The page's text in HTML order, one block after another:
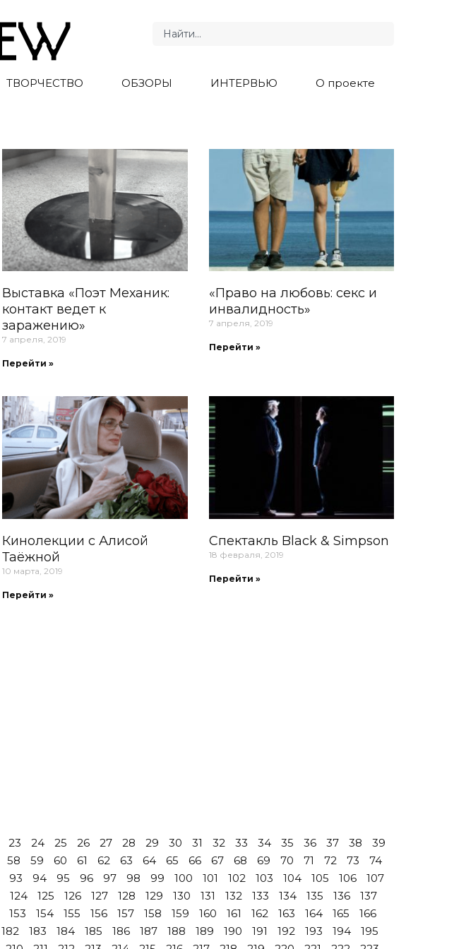
ТВОРЧЕСТВО ОБЗОРЫ ИНТЕРВЬЮ О проекте
Выставка «Поэт Механик:
контакт ведет к
заражению»
7 апреля, 2019
Перейти »
«Право на любовь: секс и
инвалидность»
7 апреля, 2019
Перейти »
Кинолекции с Алисой
Таёжной
10 марта, 2019
Перейти »
Cпектакль Black & Simpson
18 февраля, 2019
Перейти »
23 24 25 26 27 28 29 30 31 32 33 34 35 36 37 38
39
58 59 60 61 62 63 64 65 66 67 68 69 70 71 72 73
74
93 94 95 96 97 98 99 100 101 102 103 104 105 106
107
124 125 126 127 128 129 130 131 132 133 134 135 136
137
153 154 155 156 157 158 159 160 161 162 163 164 165
166
182 183 184 185 186 187 188 189 190 191 192 193 194
195